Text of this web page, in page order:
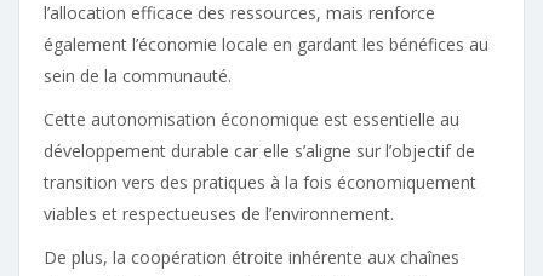
l’allocation efficace des ressources, mais renforce
également l’économie locale en gardant les bénéfices au
sein de la communauté.
Cette autonomisation économique est essentielle au
développement durable car elle s’aligne sur l’objectif de
transition vers des pratiques à la fois économiquement
viables et respectueuses de l’environnement.
De plus, la coopération étroite inhérente aux chaînes